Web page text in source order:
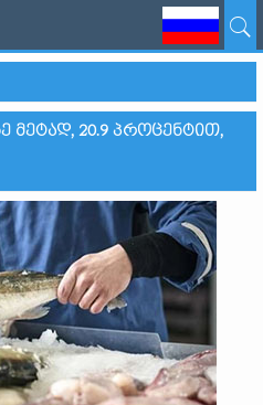
ᲛᲔᲢᲐᲓ, 20.9 ᲞᲠᲝᲪᲔᲜᲢᲘᲗ,